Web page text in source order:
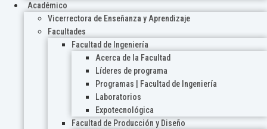
Académico
Vicerrectora de Enseñanza y Aprendizaje
Facultades
Facultad de Ingeniería
Acerca de la Facultad
Líderes de programa
Programas | Facultad de Ingeniería
Laboratorios
Expotecnológica
Facultad de Producción y Diseño